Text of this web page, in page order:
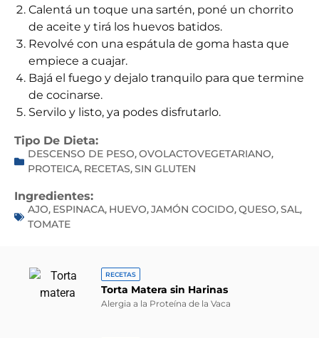
Calentá un toque una sartén, poné un chorrito
de aceite y tirá los huevos batidos.
Revolvé con una espátula de goma hasta que
empiece a cuajar.
Bajá el fuego y dejalo tranquilo para que termine
de cocinarse.
Servilo y listo, ya podes disfrutarlo.
Tipo De Dieta:
DESCENSO DE PESO,OVOLACTOVEGETARIANO,
PROTEICA, RECETAS,SIN GLUTEN
Ingredientes:
AJO, ESPINACA, HUEVO,JAMÓN COCIDO,QUESO,SAL,
TOMATE
RECETAS
Torta Matera sin Harinas
Alergia a la Proteína de la Vaca